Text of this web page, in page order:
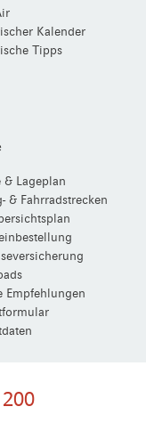
Kalender
Tipps
& Lageplan
& Fahrradstrecken
Empfehlungen